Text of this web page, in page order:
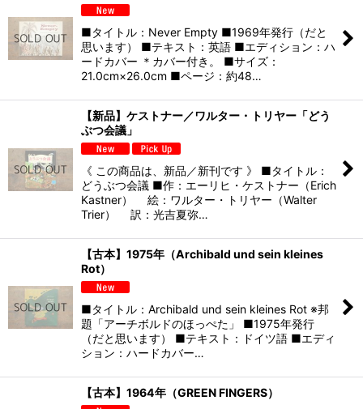
■タイトル：Never Empty ■1969年発行（だと
思います） ■テキスト：英語 ■エディション：ハ
ードカバー ＊カバー付き。 ■サイズ：
21.0cm×26.0cm ■ページ：約48…
【新品】ケストナー／ワルター・トリヤー「どう
ぶつ会議」
《 この商品は、新品／新刊です 》 ■タイトル：
どうぶつ会議 ■作：エーリヒ・ケストナー（Erich
Kastner） 絵：ワルター・トリヤー（Walter
Trier） 訳：光吉夏弥…
【古本】1975年（Archibald und sein kleines
Rot）
■タイトル：Archibald und sein kleines Rot ※邦
題「アーチボルドのほっぺた」 ■1975年発行
（だと思います） ■テキスト：ドイツ語 ■エディ
ション：ハードカバー…
【古本】1964年（GREEN FINGERS）